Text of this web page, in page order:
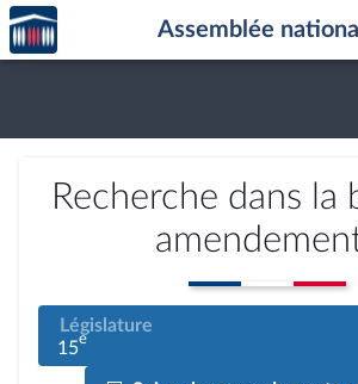
Aller au contenu
Aller en bas de la page
Accèder
à la
page
Assemblée
Recherche dans la
Législature
15e